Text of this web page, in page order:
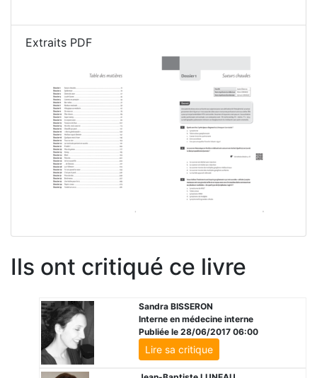
Extraits PDF
Ils ont critiqué ce livre
Sandra BISSERON
Interne en médecine interne
Publiée le 28/06/2017 06:00
Lire sa critique